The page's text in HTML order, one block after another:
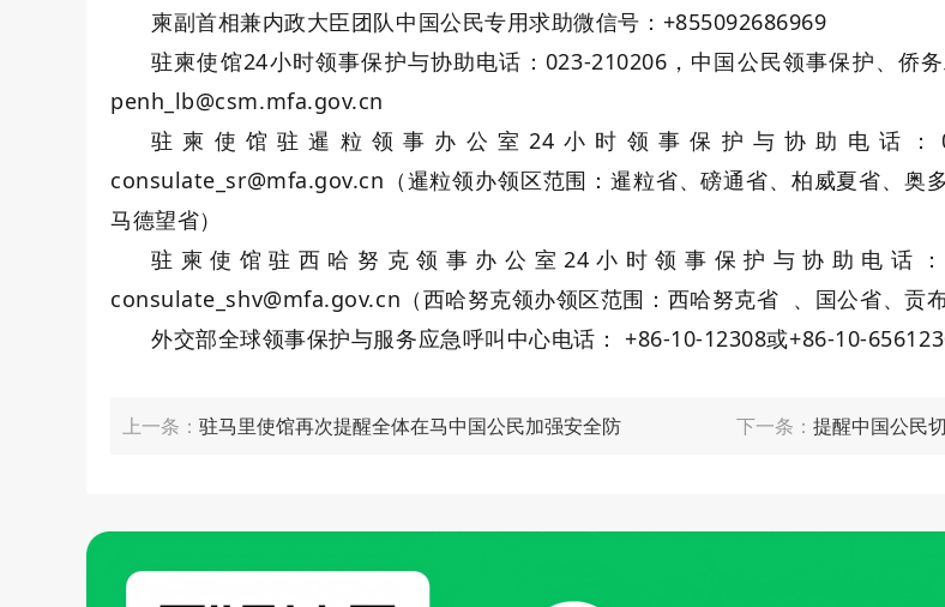
柬副首相兼内政大臣团队中国公民专用求助微信号：+855092686969
驻柬使馆24小时领事保护与协助电话：023-210206，中国公民领事保护、侨
penh_lb@csm.mfa.gov.cn
驻柬使馆驻暹粒领事办公室24小时领事保护与协助电话：
consulate_sr@mfa.gov.cn（暹粒领办领区范围：暹粒省、磅通省、柏威夏省、 奥
马德望省）
驻柬使馆驻西哈努克领事办公室24小时领事保护与协助电话：
consulate_shv@mfa.gov.cn（西哈努克领办领区范围： 西哈努克省 、国公省、贡
外交部全球领事保护与服务应急呼叫中心电话： +86-10-12308或+86-10-
上一条： 驻马里使馆再次提醒全体在马中国公民加强安全防 下一条： 提醒中国公民